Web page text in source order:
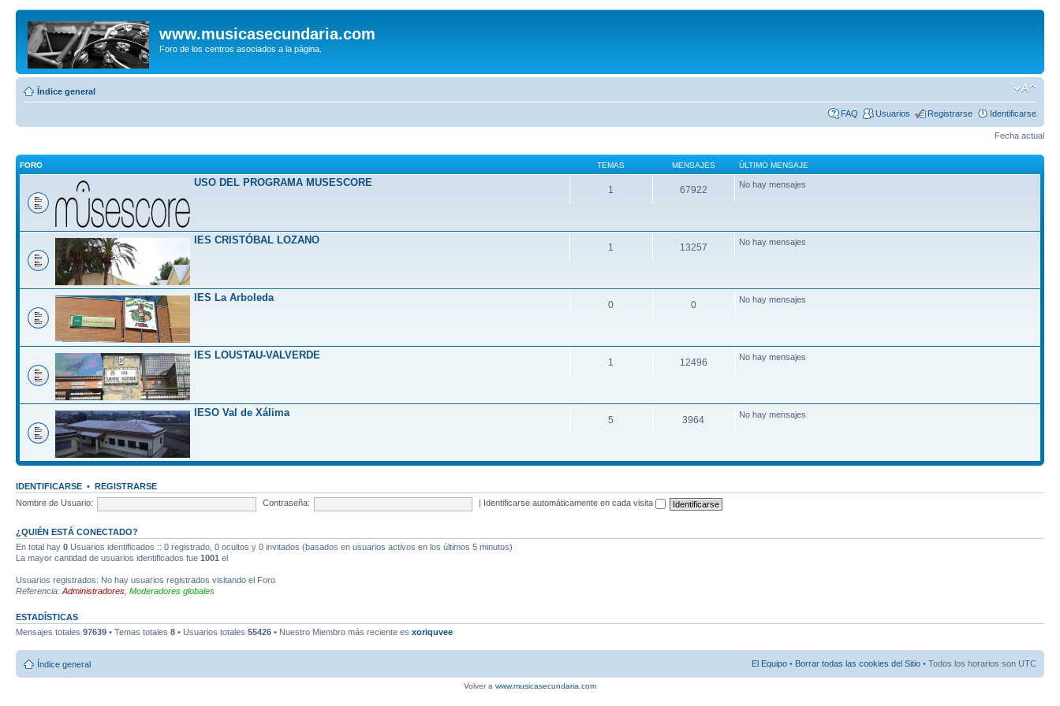
www.musicasecundaria.com
Foro de los centros asociados a la página.
Índice general
FAQ Usuarios Registrarse Identificarse
Fecha actual
FORO TEMAS MENSAJES ÚLTIMO MENSAJE
USO DEL PROGRAMA MUSESCORE
1 67922 No hay mensajes
IES CRISTÓBAL LOZANO
1 13257 No hay mensajes
IES La Arboleda
0 0 No hay mensajes
IES LOUSTAU-VALVERDE
1 12496 No hay mensajes
IESO Val de Xálima
5 3964 No hay mensajes
IDENTIFICARSE • REGISTRARSE
Nombre de Usuario:
Contraseña: Identificarse automáticamente en cada visita
¿QUIÉN ESTÁ CONECTADO?
En total hay 0 Usuarios identificados :: 0 registrado, 0 ocultos y 0 invitados (basados en usuarios activos en los últimos 5 minutos)
La mayor cantidad de usuarios identificados fue 1001 el
Usuarios registrados: No hay usuarios registrados visitando el Foro
Referencia: Administradores Moderadores globales
ESTADÍSTICAS
Mensajes totales 97639 • Temas totales 8 • Usuarios totales 55426 • Nuestro Miembro más reciente es xoriquvee
Índice general El Equipo • Borrar todas las cookies del Sitio • Todos los horarios son UTC
Volver a www.musicasecundaria.com